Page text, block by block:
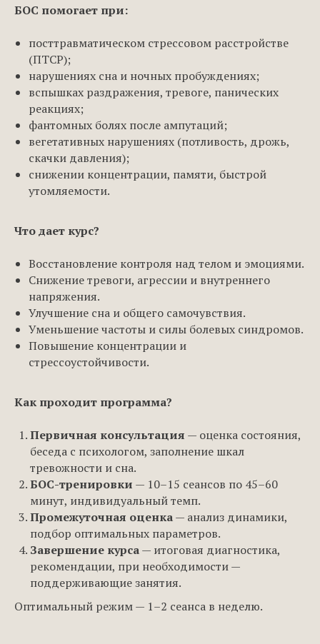
БОС помогает при:
посттравматическом стрессовом расстройстве
(ПТСР);
нарушениях сна и ночных пробуждениях;
вспышках раздражения, тревоге, панических
реакциях;
фантомных болях после ампутаций;
вегетативных нарушениях (потливость, дрожь,
скачки давления);
снижении концентрации, памяти, быстрой
утомляемости.
Что дает курс?
Восстановление контроля над телом и эмоциями.
Снижение тревоги, агрессии и внутреннего
напряжения.
Улучшение сна и общего самочувствия.
Уменьшение частоты и силы болевых синдромов.
Повышение концентрации и
стрессоустойчивости.
Как проходит программа?
Первичная консультация — оценка состояния,
беседа с психологом, заполнение шкал
тревожности и сна.
БОС-тренировки — 10–15 сеансов по 45–60
минут, индивидуальный темп.
Промежуточная оценка— анализ динамики,
подбор оптимальных параметров.
Завершение курса— итоговая диагностика,
рекомендации, при необходимости —
поддерживающие занятия.
Оптимальный режим — 1–2 сеанса в неделю.